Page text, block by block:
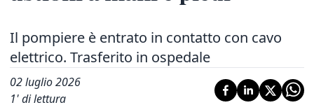
Il pompiere è entrato in contatto con cavo
elettrico. Trasferito in ospedale
02 luglio 2026
1' di lettura